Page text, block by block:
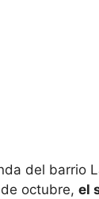
del barrio
octubre, el